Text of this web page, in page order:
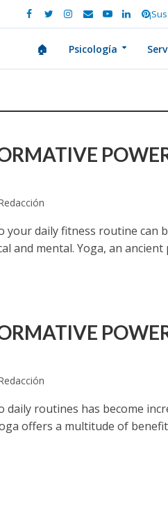
🏠 Psicología
your daily fitness routine can
and mental. Yoga, an
routines has become
offers a multitude of